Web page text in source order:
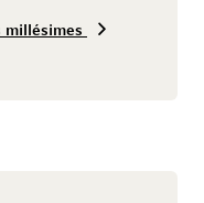
millésimes